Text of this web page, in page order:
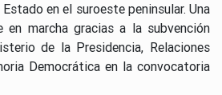
en el suroeste peninsular. Una
en marcha gracias a la subvención
de la Presidencia, Relaciones
Democrática en la convocatoria